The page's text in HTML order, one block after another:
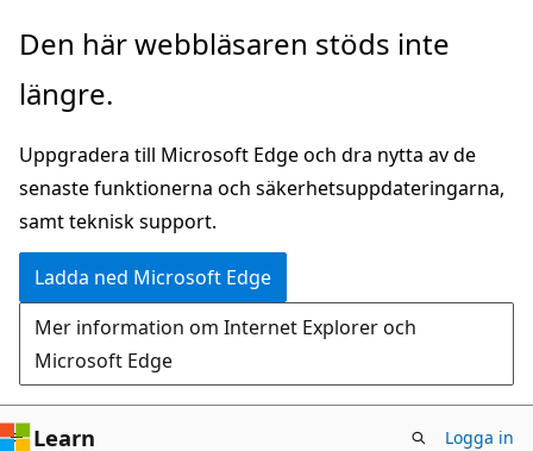
Hoppa
huvudinnehåll
Den här webbläsaren stöds inte
längre.
Uppgradera till Microsoft Edge och dra nytta av de
senaste funktionerna och säkerhetsuppdateringarna,
samt teknisk support.
Ladda ned Microsoft Edge
Mer information om Internet Explorer och
Microsoft Edge
Learn Logga in